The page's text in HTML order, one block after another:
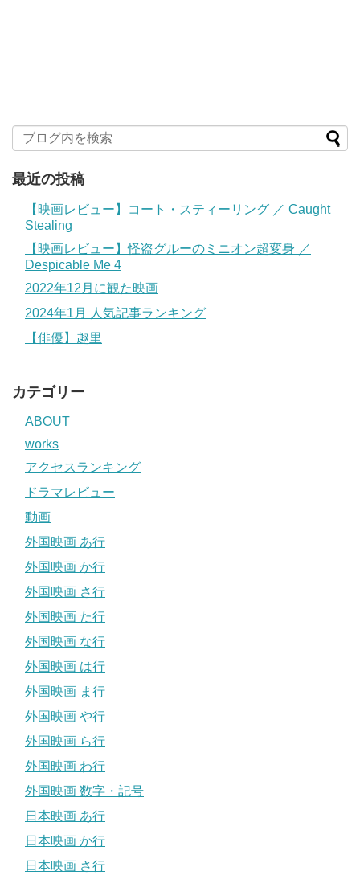
最近の投稿
【映画レビュー】コート・スティーリング ／ Caught
Stealing
【映画レビュー】怪盗グルーのミニオン超変身 ／
Despicable Me 4
2022年12月に観た映画
2024年1月 人気記事ランキング
【俳優】趣里
カテゴリー
ABOUT
works
アクセスランキング
ドラマレビュー
動画
外国映画 あ行
外国映画 か行
外国映画 さ行
外国映画 た行
外国映画 な行
外国映画 は行
外国映画 ま行
外国映画 や行
外国映画 ら行
外国映画 わ行
外国映画 数字・記号
日本映画 あ行
日本映画 か行
日本映画 さ行